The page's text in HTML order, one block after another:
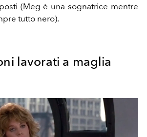
(Meg è una sognatrice mentre
tutto nero).
lavorati a maglia